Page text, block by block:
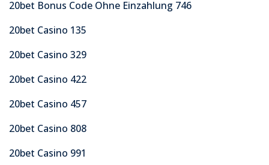
20bet Bonus Code Ohne Einzahlung 746
20bet Casino 135
20bet Casino 329
20bet Casino 422
20bet Casino 457
20bet Casino 808
20bet Casino 991